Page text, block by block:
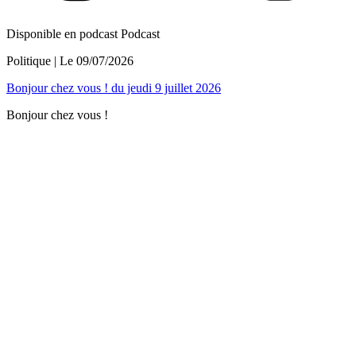
Disponible en podcast Podcast
Politique | Le 09/07/2026
Bonjour chez vous ! du jeudi 9 juillet 2026
Bonjour chez vous !